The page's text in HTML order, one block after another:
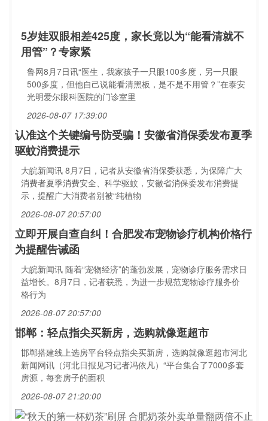
5岁娃双眼相差425度，家长竟以为“能看清就不
用管”？专家紧
鲁网8月7日讯“医生，我家孩子一只眼100多度，另一只眼
500多度，但他自己说能看清黑板，是不是不用管？”在泰安
光明爱尔眼科医院的门诊室里
2026-08-07 17:39:00
认准这个关键编号防受骗！安徽省消保委发布夏季
驱蚊消费提示
大皖新闻讯 8月7日，记者从安徽省消保委获悉，为保障广大
消费者夏季消费安全、科学驱蚊，安徽省消保委发布消费提
示，提醒广大消费者别被“纯植物
2026-08-07 20:57:00
立即开展自查自纠！合肥发布宠物诊疗机构价格行
为提醒告诫函
大皖新闻讯 随着“宠物经济”的蓬勃发展，宠物诊疗服务需求日
益增长。8月7日，记者获悉，为进一步规范宠物诊疗服务价
格行为
2026-08-07 20:57:00
邯郸：轻点指尖买新房，选购就像逛超市
邯郸搭建线上选房平台轻点指尖买新房，选购就像逛超市河北
新闻网讯（河北日报见习记者冯依凡）“平台集合了7000多套
房源，每套房子的面积
2026-08-07 21:20:00